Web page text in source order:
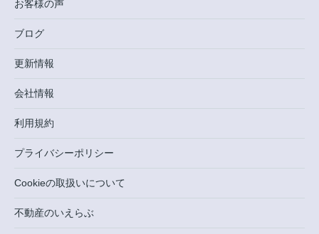
お客様の声
ブログ
更新情報
会社情報
利用規約
プライバシーポリシー
Cookieの取扱いについて
不動産のいえらぶ